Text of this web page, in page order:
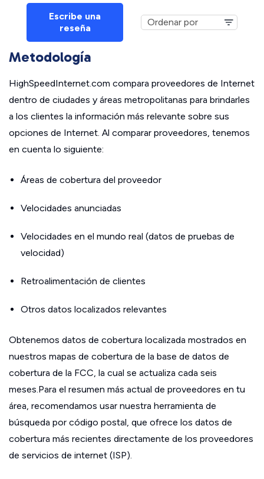
Escribe una
reseña
Metodología
HighSpeedInternet.com compara proveedores de Internet
dentro de ciudades y áreas metropolitanas para brindarles
a los clientes la información más relevante sobre sus
opciones de Internet. Al comparar proveedores, tenemos
en cuenta lo siguiente:
Áreas de cobertura del proveedor
Velocidades anunciadas
Velocidades en el mundo real (datos de pruebas de
velocidad)
Retroalimentación de clientes
Otros datos localizados relevantes
Obtenemos datos de cobertura localizada mostrados en
nuestros mapas de cobertura de la base de datos de
cobertura de la FCC, la cual se actualiza cada seis
meses.Para el resumen más actual de proveedores en tu
área, recomendamos usar nuestra herramienta de
búsqueda por código postal, que ofrece los datos de
cobertura más recientes directamente de los proveedores
de servicios de internet (ISP).